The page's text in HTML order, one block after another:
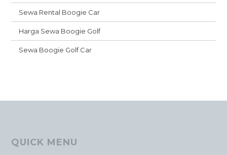
Sewa Rental Boogie Car
Harga Sewa Boogie Golf
Sewa Boogie Golf Car
QUICK MENU